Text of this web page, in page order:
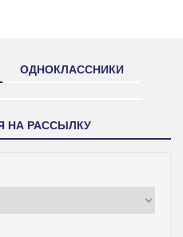
ОДНОКЛАССНИКИ
НА РАССЫЛКУ